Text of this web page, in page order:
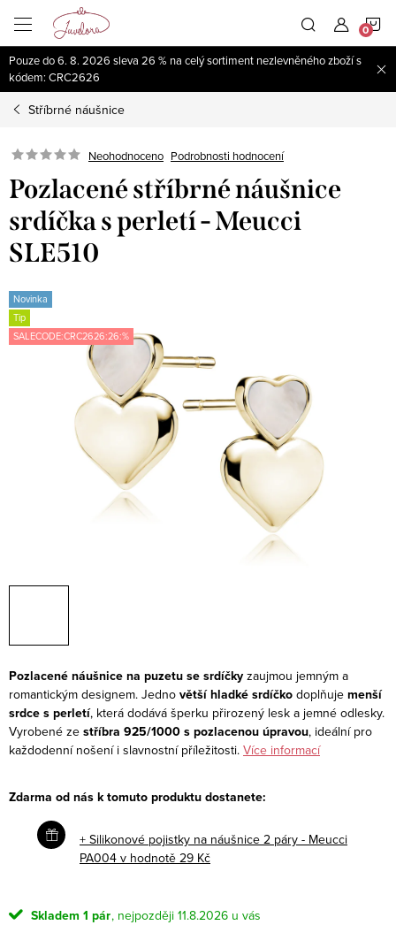
obsah
Pouze do 6. 8. 2026 sleva 26 % na celý sortiment nezlevněného zboží s
kódem: CRC2626
Stříbrné náušnice
Neohodnoceno Podrobnosti hodnocení
Pozlacené stříbrné náušnice
srdíčka s perletí - Meucci
SLE510
Novinka
Tip
SALECODE:CRC2626:26:%
Pozlacené náušnice na puzetu se srdíčky zaujmou jemným a
romantickým designem. Jedno větší hladké srdíčko doplňuje menší
srdce s perletí, která dodává šperku přirozený lesk a jemné odlesky.
Vyrobené ze stříbra 925/1000 s pozlacenou úpravou, ideální pro
každodenní nošení i slavnostní příležitosti. Více informací
Zdarma od nás k tomuto produktu dostanete:
+ Silikonové pojistky na náušnice 2 páry - Meucci
PA004 v hodnotě 29 Kč
Skladem 1 pár
11.8.2026